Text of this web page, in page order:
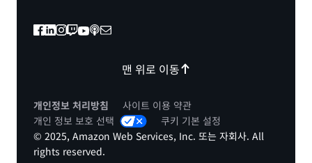
맨 위로 이동
개인정보 처리방침
사이트 이용 약관
개인 정보 보호 선택
쿠키 기본 설정
© 2025, Amazon Web Services, Inc. 또는 자회사. All
rights reserved.